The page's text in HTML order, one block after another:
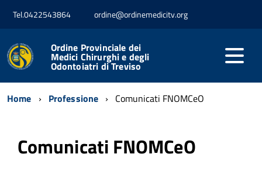
Tel.0422543864 ordine@ordinemedicitv.org
Ordine Provinciale dei
Medici Chirurghi e degli
Odontoiatri di Treviso
Home Professione Comunicati FNOMCeO
Comunicati FNOMCeO